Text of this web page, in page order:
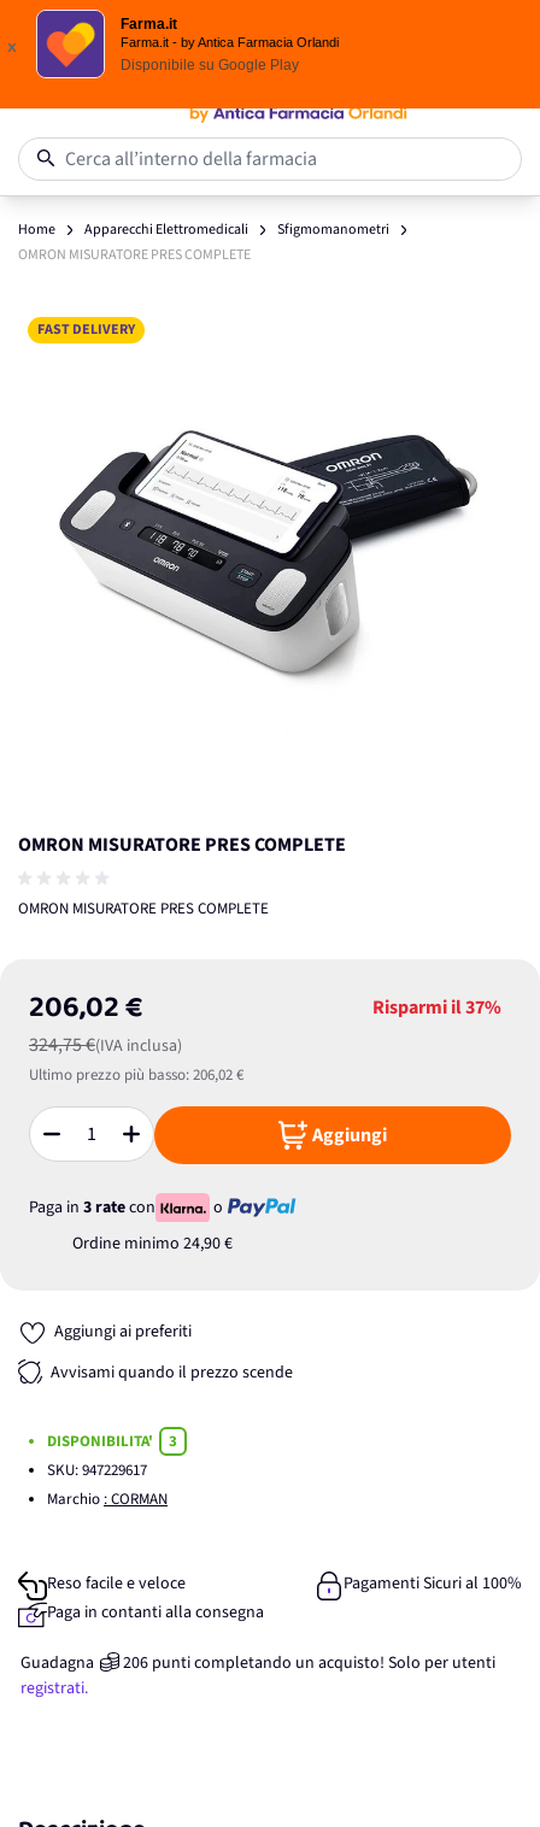
x
Farma.it
Farma.it - by Antica Farmacia Orlandi
Disponibile su Google Play
Salta al contenuto
Cerca all’interno della farmacia
Home Apparecchi Elettromedicali
Sfigmomanometri
OMRON MISURATORE PRES COMPLETE
FAST DELIVERY
Main image
Click to view image in fullscreen
OMRON MISURATORE PRES COMPLETE
OMRON MISURATORE PRES COMPLETE
206,02 €
324,75 €(IVA inclusa)
Risparmi il37%
Ultimo prezzo più basso:206,02 €
Quantità Aggiungi
Paga in 3 ratecon
o
Ordine minimo 24,90 €
Aggiungi ai preferiti
Avvisami quando il prezzo scende
DISPONIBILITA'
3
SKU:947229617
Marchio : CORMAN
Reso facile e veloce
Pagamenti Sicuri al 100%
Paga in contanti alla consegna
Guadagna 206 punticompletando un acquisto! Solo per utenti
registrati.